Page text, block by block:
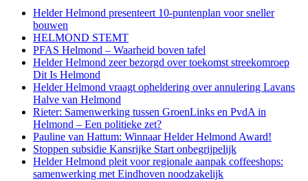
Helder Helmond presenteert 10-puntenplan voor sneller
bouwen
HELMOND STEMT
PFAS Helmond – Waarheid boven tafel
Helder Helmond zeer bezorgd over toekomst streekomroep
Dit Is Helmond
Helder Helmond vraagt opheldering over annulering Lavans
Halve van Helmond
Rieter: Samenwerking tussen GroenLinks en PvdA in
Helmond – Een politieke zet?
Pauline van Hattum: Winnaar Helder Helmond Award!
Stoppen subsidie Kansrijke Start onbegrijpelijk
Helder Helmond pleit voor regionale aanpak coffeeshops:
samenwerking met Eindhoven noodzakelijk